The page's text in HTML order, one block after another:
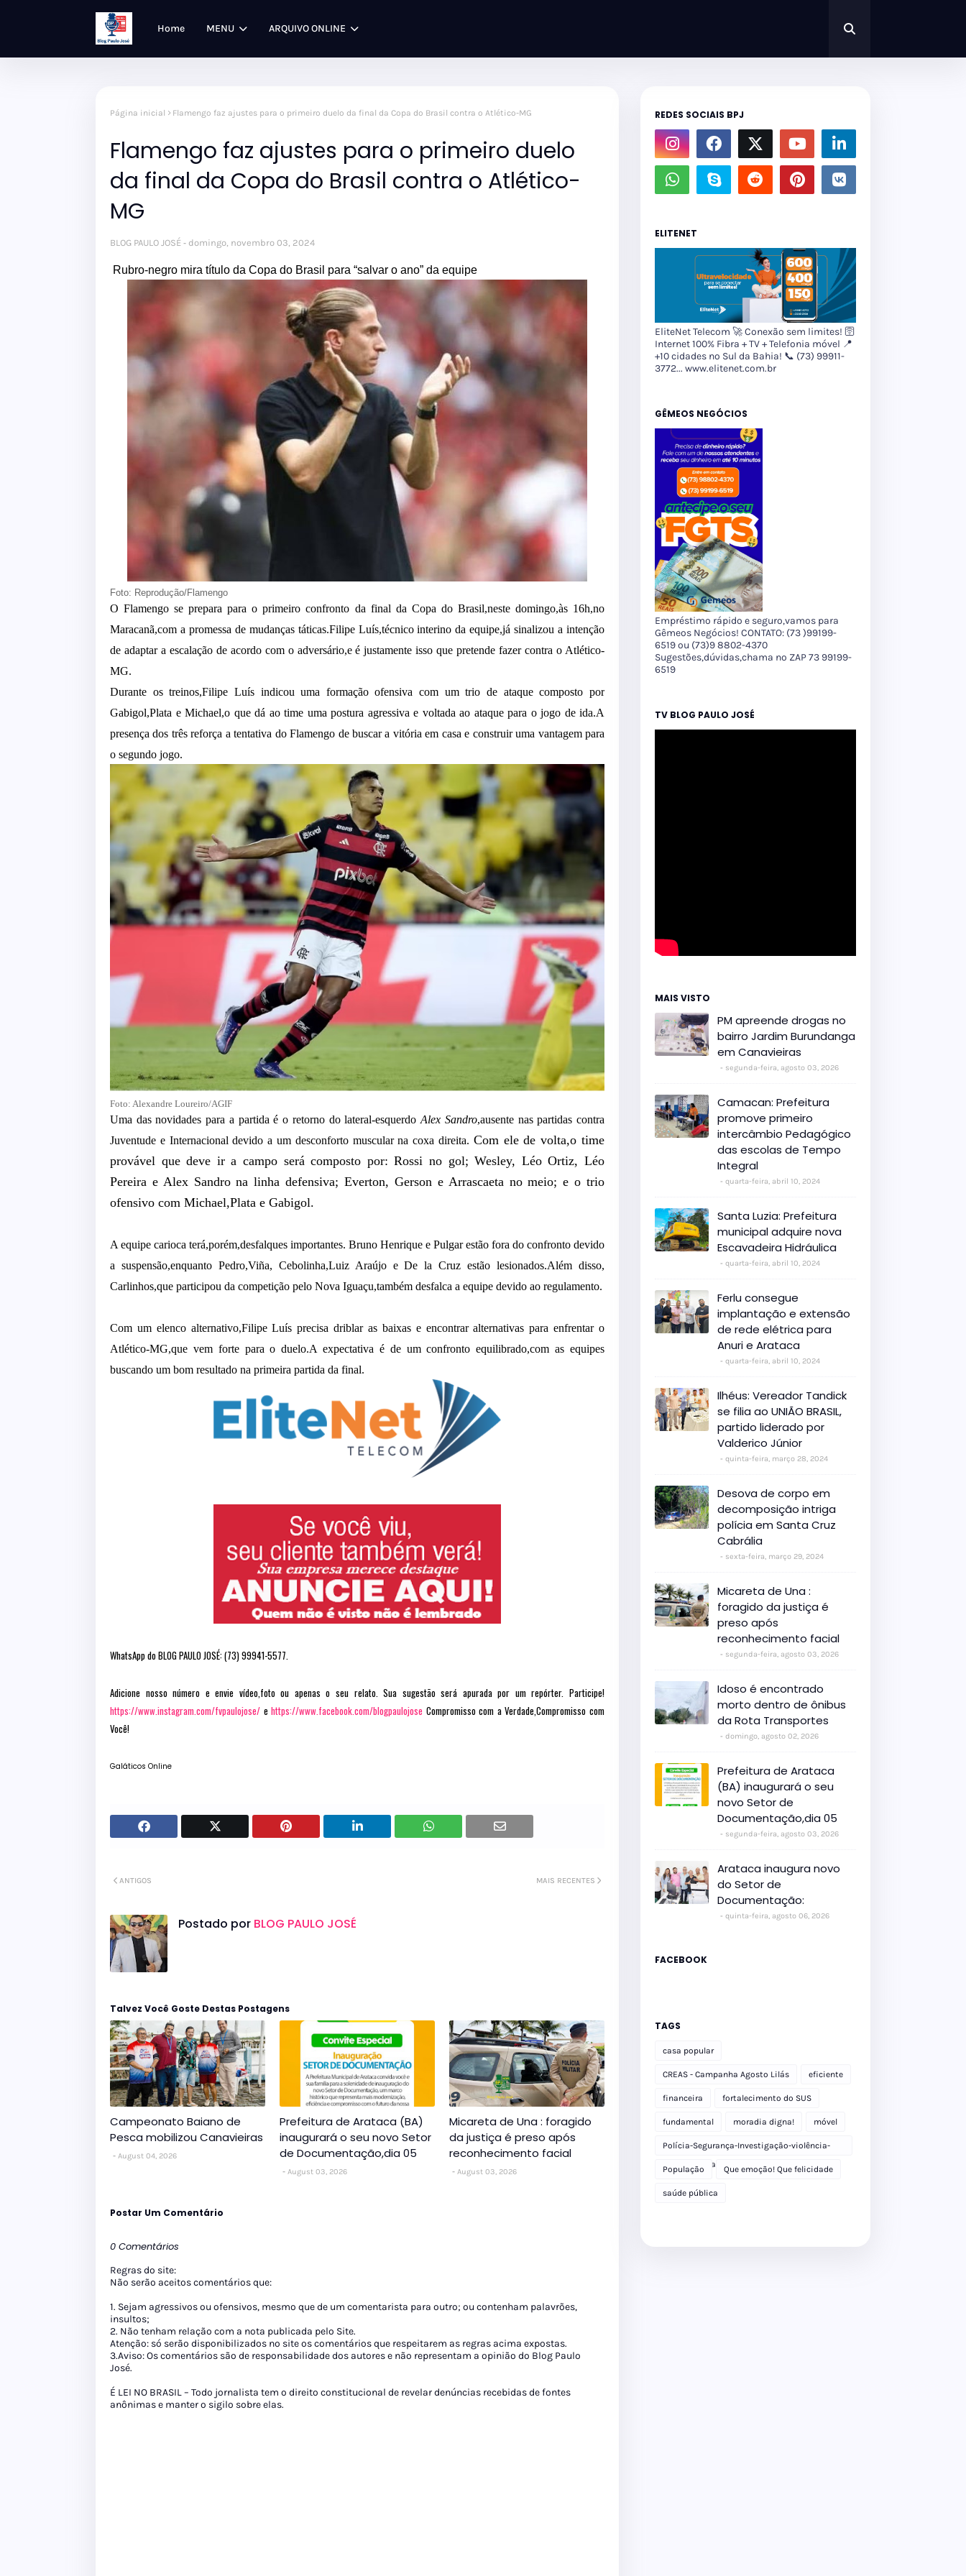
Home MENU ARQUIVO ONLINE
Página inicial Flamengo faz ajustes para o primeiro duelo da final da Copa do Brasil contra o Atlético-MG
Flamengo faz ajustes para o primeiro duelo
da final da Copa do Brasil contra o Atlético-
MG
BLOG PAULO JOSÉ domingo, novembro 03, 2024
Rubro-negro mira título da Copa do Brasil para “salvar o ano” da equipe
Foto: Reprodução/Flamengo
O Flamengo se prepara para o primeiro confronto da final da Copa do Brasil,neste domingo,às 16h,no
Maracanã,com a promessa de mudanças táticas.Filipe Luís,técnico interino da equipe,já sinalizou a intenção
de adaptar a escalação de acordo com o adversário,e é justamente isso que pretende fazer contra o Atlético-
MG.
Durante os treinos,Filipe Luís indicou uma formação ofensiva com um trio de ataque composto por
Gabigol,Plata e Michael,o que dá ao time uma postura agressiva e voltada ao ataque para o jogo de ida.A
presença dos três reforça a tentativa do Flamengo de buscar a vitória em casa e construir uma vantagem para
o segundo jogo.
Foto: Alexandre Loureiro/AGIF
Uma das novidades para a partida é o retorno do lateral-esquerdo Alex Sandro,ausente nas partidas contra
Juventude e Internacional devido a um desconforto muscular na coxa direita. Com ele de volta,o time
provável que deve ir a campo será composto por: Rossi no gol; Wesley, Léo Ortiz, Léo
Pereira e Alex Sandro na linha defensiva; Everton, Gerson e Arrascaeta no meio; e o trio
ofensivo com Michael,Plata e Gabigol.
A equipe carioca terá,porém,desfalques importantes. Bruno Henrique e Pulgar estão fora do confronto devido
a suspensão,enquanto Pedro,Viña, Cebolinha,Luiz Araújo e De la Cruz estão lesionados.Além disso,
Carlinhos,que participou da competição pelo Nova Iguaçu,também desfalca a equipe devido ao regulamento.
Com um elenco alternativo,Filipe Luís precisa driblar as baixas e encontrar alternativas para enfrentar o
Atlético-MG,que vem forte para o duelo.A expectativa é de um confronto equilibrado,com as equipes
buscando um bom resultado na primeira partida da final.
WhatsApp do BLOG PAULO JOSÉ: (73) 99941-5577.
Adicione nosso número e envie vídeo,foto ou apenas o seu relato. Sua sugestão será apurada por um repórter. Participe!
https://www.instagram.com/fvpaulojose/ ehttps://www.facebook.com/blogpaulojose Compromisso com a Verdade,Compromisso com
Você!
Galáticos Online
MAIS RECENTES
ANTIGOS
Postado por BLOG PAULO JOSÉ
Talvez Você Goste Destas Postagens
Campeonato Baiano de
Pesca mobilizou Canavieiras
August 04, 2026
Prefeitura de Arataca (BA)
inaugurará o seu novo Setor
de Documentação,dia 05
August 03, 2026
Micareta de Una : foragido
da justiça é preso após
reconhecimento facial
August 03, 2026
Postar Um Comentário
0 Comentários
Regras do site:
Não serão aceitos comentários que:
1. Sejam agressivos ou ofensivos, mesmo que de um comentarista para outro; ou contenham palavrões,
insultos;
2. Não tenham relação com a nota publicada pelo Site.
Atenção: só serão disponibilizados no site os comentários que respeitarem as regras acima expostas.
3.Aviso: Os comentários são de responsabilidade dos autores e não representam a opinião do Blog Paulo
José.
É LEI NO BRASIL – Todo jornalista tem o direito constitucional de revelar denúncias recebidas de fontes
anônimas e manter o sigilo sobre elas.
REDES SOCIAIS BPJ
ELITENET
EliteNet Telecom 🚀 Conexão sem limites! 🛜
Internet 100% Fibra + TV + Telefonia móvel 📍
+10 cidades no Sul da Bahia! 📞 (73) 99911-
3772... www.elitenet.com.br
GÊMEOS NEGÓCIOS
Empréstimo rápido e seguro,vamos para
Gêmeos Negócios! CONTATO: (73 )99199-
6519 ou (73)9 8802-4370
Sugestões,dúvidas,chama no ZAP 73 99199-
6519
TV BLOG PAULO JOSÉ
MAIS VISTO
PM apreende drogas no
bairro Jardim Burundanga
em Canavieiras
segunda-feira, agosto 03, 2026
Camacan: Prefeitura
promove primeiro
intercâmbio Pedagógico
das escolas de Tempo
Integral
quarta-feira, abril 10, 2024
Santa Luzia: Prefeitura
municipal adquire nova
Escavadeira Hidráulica
quarta-feira, abril 10, 2024
Ferlu consegue
implantação e extensão
de rede elétrica para
Anuri e Arataca
quarta-feira, abril 10, 2024
Ilhéus: Vereador Tandick
se filia ao UNIÃO BRASIL,
partido liderado por
Valderico Júnior
quinta-feira, março 28, 2024
Desova de corpo em
decomposição intriga
polícia em Santa Cruz
Cabrália
sexta-feira, março 29, 2024
Micareta de Una :
foragido da justiça é
preso após
reconhecimento facial
segunda-feira, agosto 03, 2026
Idoso é encontrado
morto dentro de ônibus
da Rota Transportes
domingo, agosto 02, 2026
Prefeitura de Arataca
(BA) inaugurará o seu
novo Setor de
Documentação,dia 05
segunda-feira, agosto 03, 2026
Arataca inaugura novo
do Setor de
Documentação:
quinta-feira, agosto 06, 2026
FACEBOOK
TAGS
casa popular
CREAS - Campanha Agosto Lilás eficiente
financeira fortalecimento do SUS
fundamental moradia digna! móvel
Polícia-Segurança-Investigação-violência-
Polícia Militar-delegacia
População Que emoção! Que felicidade
saúde pública